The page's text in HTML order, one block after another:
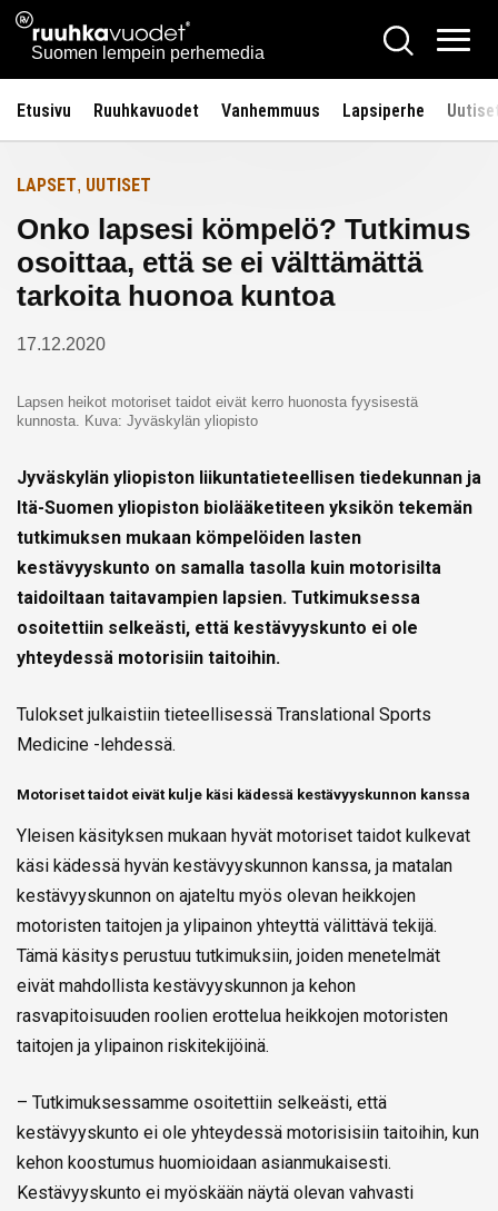
Siirry
sisältöön
Ruuhkavuodet.fi
Suomen lempein perhemedia
Hae
Etusivu Ruuhkavuodet Vanhemmuus Lapsiperhe
Etusivulle
LAPSET, UUTISET
Onko lapsesi kömpelö? Tutkimus
osoittaa, että se ei välttämättä
tarkoita huonoa kuntoa
17.12.2020
Lapsen heikot motoriset taidot eivät kerro huonosta fyysisestä
kunnosta. Kuva: Jyväskylän yliopisto
Jyväskylän yliopiston liikuntatieteellisen tiedekunnan ja
Itä-Suomen yliopiston biolääketiteen yksikön tekemän
tutkimuksen mukaan kömpelöiden lasten
kestävyyskunto on samalla tasolla kuin motorisilta
taidoiltaan taitavampien lapsien. Tutkimuksessa
osoitettiin selkeästi, että kestävyyskunto ei ole
yhteydessä motorisiin taitoihin.
Tulokset julkaistiin tieteellisessä Translational Sports
Medicine -lehdessä.
Motoriset taidot eivät kulje käsi kädessä kestävyyskunnon kanssa
Yleisen käsityksen mukaan hyvät motoriset taidot kulkevat
käsi kädessä hyvän kestävyyskunnon kanssa, ja matalan
kestävyyskunnon on ajateltu myös olevan heikkojen
motoristen taitojen ja ylipainon yhteyttä välittävä tekijä.
Tämä käsitys perustuu tutkimuksiin, joiden menetelmät
eivät mahdollista kestävyyskunnon ja kehon
rasvapitoisuuden roolien erottelua heikkojen motoristen
taitojen ja ylipainon riskitekijöinä.
– Tutkimuksessamme osoitettiin selkeästi, että
kestävyyskunto ei ole yhteydessä motorisisiin taitoihin, kun
kehon koostumus huomioidaan asianmukaisesti.
Kestävyyskunto ei myöskään näytä olevan vahvasti